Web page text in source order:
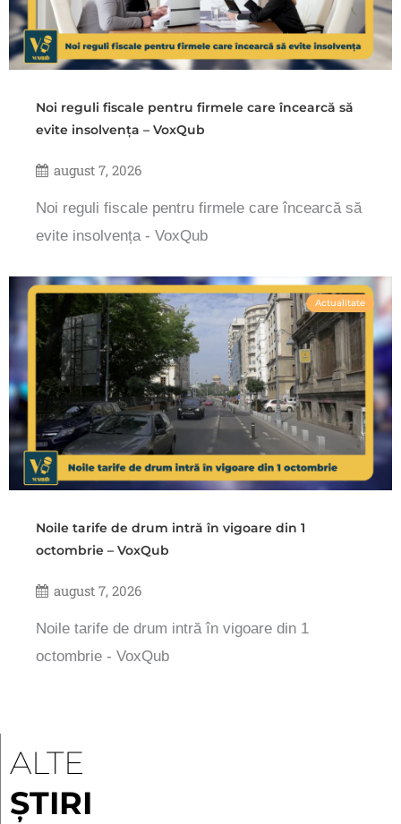
Noi reguli fiscale pentru firmele care încearcă să
evite insolvența – VoxQub
august 7, 2026
Noi reguli fiscale pentru firmele care încearcă să
evite insolvența - VoxQub
Actualitate
Noile tarife de drum intră în vigoare din 1
octombrie – VoxQub
august 7, 2026
Noile tarife de drum intră în vigoare din 1
octombrie - VoxQub
ALTE
ȘTIRI